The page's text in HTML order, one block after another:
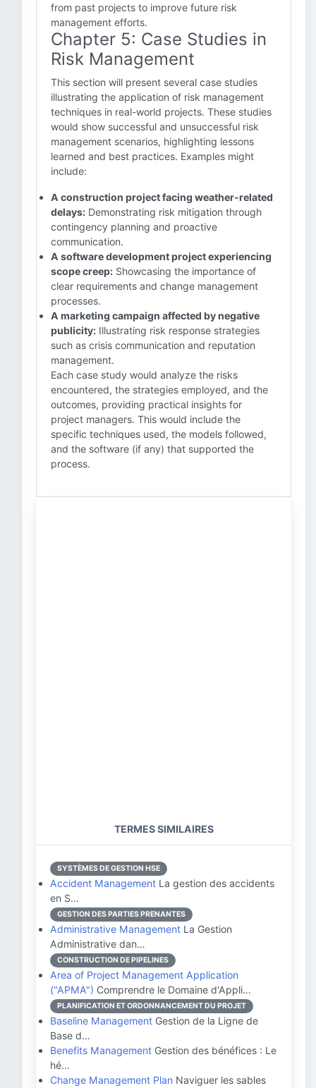
from past projects to improve future risk
management efforts.
Chapter 5: Case Studies in
Risk Management
This section will present several case studies
illustrating the application of risk management
techniques in real-world projects. These studies
would show successful and unsuccessful risk
management scenarios, highlighting lessons
learned and best practices. Examples might
include:
A construction project facing weather-related
delays: Demonstrating risk mitigation through
contingency planning and proactive
communication.
A software development project experiencing
scope creep: Showcasing the importance of
clear requirements and change management
processes.
A marketing campaign affected by negative
publicity: Illustrating risk response strategies
such as crisis communication and reputation
management.
Each case study would analyze the risks
encountered, the strategies employed, and the
outcomes, providing practical insights for
project managers. This would include the
specific techniques used, the models followed,
and the software (if any) that supported the
process.
TERMES SIMILAIRES
SYSTÈMES DE GESTION HSE
Accident Management La gestion des accidents
en S…
GESTION DES PARTIES PRENANTES
Administrative Management La Gestion
Administrative dan…
CONSTRUCTION DE PIPELINES
Area of Project Management Application
("APMA") Comprendre le Domaine d'Appli…
PLANIFICATION ET ORDONNANCEMENT DU PROJET
Baseline Management Gestion de la Ligne de
Base d…
Benefits Management Gestion des bénéfices : Le
hé…
Change Management Plan Naviguer les sables